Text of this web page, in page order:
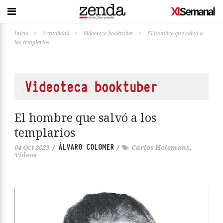
Inicio > Actualidad > Videoteca booktuber >
El hombre que salvó a
los templarios
Videoteca booktuber
El hombre que salvó a los
templarios
04 Oct 2023 / ÁLVARO COLOMER / Carlos Holemans,
Vídeos